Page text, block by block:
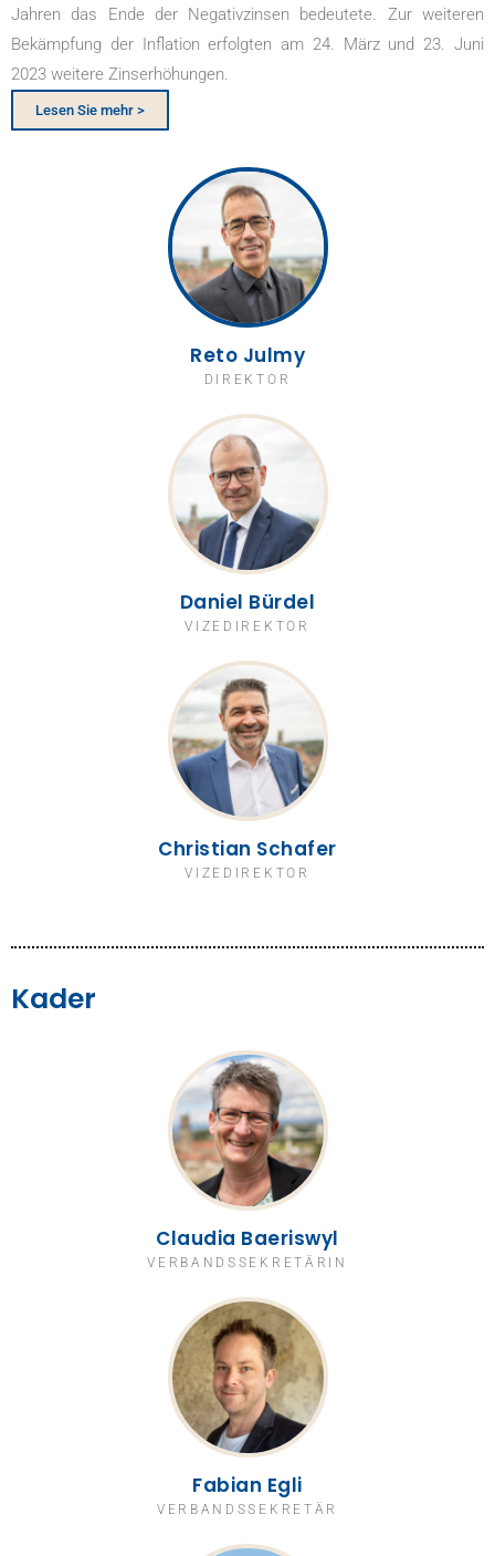
Jahren das Ende der Negativzinsen bedeutete. Zur weiteren
Bekämpfung der Inflation erfolgten am 24. März und 23. Juni
2023 weitere Zinserhöhungen.
Lesen Sie mehr >
Reto Julmy
DIREKTOR
Daniel Bürdel
VIZEDIREKTOR
Christian Schafer
VIZEDIREKTOR
Kader
Claudia Baeriswyl
VERBANDSSEKRETÄRIN
Fabian Egli
VERBANDSSEKRETÄR